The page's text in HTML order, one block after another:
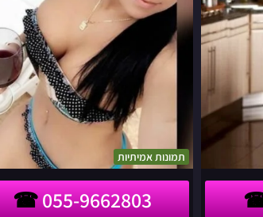
תמונות אמיתיות
055-9662803